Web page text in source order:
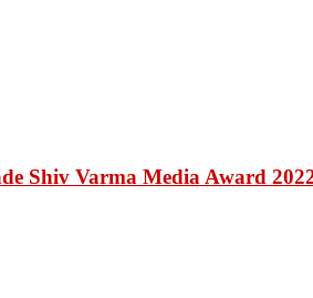
Shiv Varma Media Award